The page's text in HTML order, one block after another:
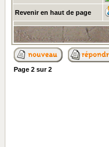
Revenir en haut de page
Page 2 sur2